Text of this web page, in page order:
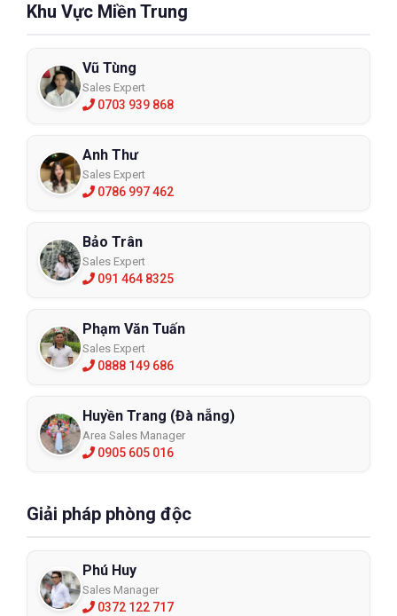
Khu Vực Miền Trung
Vũ Tùng
Sales Expert
0703 939 868
Anh Thư
Sales Expert
0786 997 462
Bảo Trân
Sales Expert
091 464 8325
Phạm Văn Tuấn
Sales Expert
0888 149 686
Huyền Trang (Đà nẵng)
Area Sales Manager
0905 605 016
Giải pháp phòng độc
Phú Huy
Sales Manager
0372 122 717